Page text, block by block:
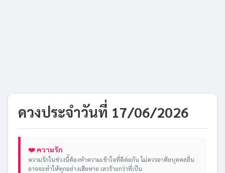
ดวงประจำวันที่ 17/06/2026
❤️ ความรัก
ความรักในช่วงนี้ต้องทำความเข้าใจที่ดีต่อกัน ไม่ควรอาศัยบุคคลอื่น
อาจจะทำให้ทุกอย่างเสียหาย เลวร้ายกว่าที่เป็น